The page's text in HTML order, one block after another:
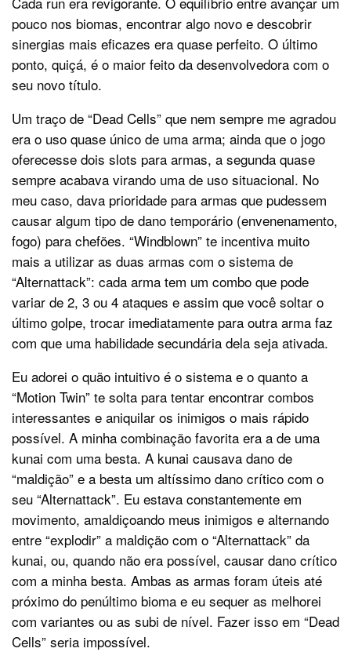
pouco nos biomas, encontrar algo novo e descobrir
sinergias mais eficazes era quase perfeito. O último
ponto, quiçá, é o maior feito da desenvolvedora com o
seu novo título.
Um traço de “Dead Cells” que nem sempre me agradou
era o uso quase único de uma arma; ainda que o jogo
oferecesse dois slots para armas, a segunda quase
sempre acabava virando uma de uso situacional. No
meu caso, dava prioridade para armas que pudessem
causar algum tipo de dano temporário (envenenamento,
fogo) para chefões. “Windblown” te incentiva muito
mais a utilizar as duas armas com o sistema de
“Alternattack”: cada arma tem um combo que pode
variar de 2, 3 ou 4 ataques e assim que você soltar o
último golpe, trocar imediatamente para outra arma faz
com que uma habilidade secundária dela seja ativada.
Eu adorei o quão intuitivo é o sistema e o quanto a
“Motion Twin” te solta para tentar encontrar combos
interessantes e aniquilar os inimigos o mais rápido
possível. A minha combinação favorita era a de uma
kunai com uma besta. A kunai causava dano de
“maldição” e a besta um altíssimo dano crítico com o
seu “Alternattack”. Eu estava constantemente em
movimento, amaldiçoando meus inimigos e alternando
entre “explodir” a maldição com o “Alternattack” da
kunai, ou, quando não era possível, causar dano crítico
com a minha besta. Ambas as armas foram úteis até
próximo do penúltimo bioma e eu sequer as melhorei
com variantes ou as subi de nível. Fazer isso em “Dead
Cells” seria impossível.